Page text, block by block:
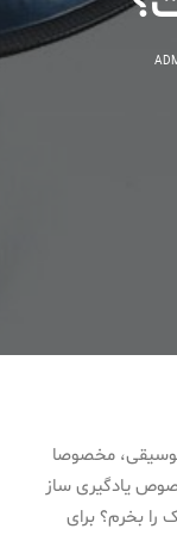
موسیقی، مخصوصا
یادگیری ساز
را بخرم؟ برای